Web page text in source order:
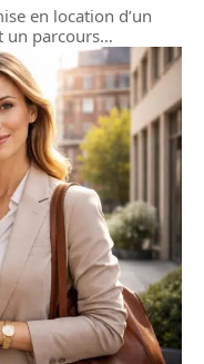
en location d’un
un parcours…